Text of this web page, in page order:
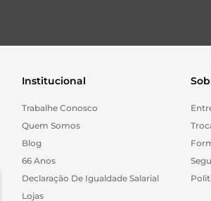
Institucional
Trabalhe Conosco
Quem Somos
Blog
66 Anos
Declaração De Igualdade Salarial
Lojas